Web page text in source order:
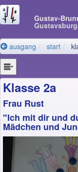
Gustav-
Gustavsburg
ausgang start
Klasse 2a
Frau Rust
"Ich mit dir und
Mädchen und